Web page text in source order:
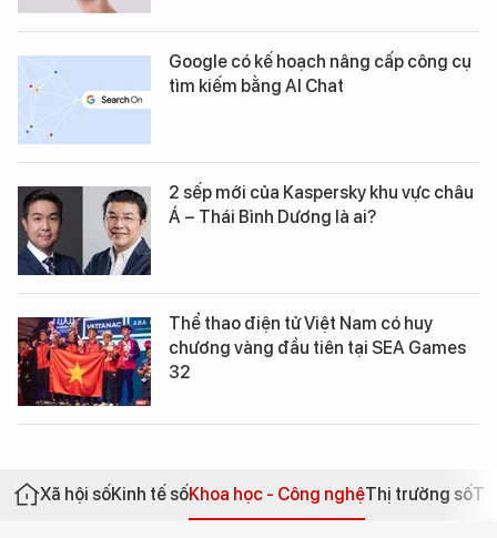
Google có kế hoạch nâng cấp công cụ
tìm kiếm bằng AI Chat
2 sếp mới của Kaspersky khu vực châu
Á – Thái Bình Dương là ai?
Thể thao điện tử Việt Nam có huy
chương vàng đầu tiên tại SEA Games
32
Xã hội sốKinh tế sốKhoa học - Công nghệThị trường số